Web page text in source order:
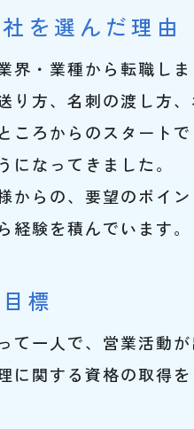
を選んだ理由
界・業種から転職しま
り方、名刺の渡し方
ころからのスタート
になってきました。
からの、要望のポイ
経験を積んでいます。
標
て一人で、営業活動
に関する資格の取得を